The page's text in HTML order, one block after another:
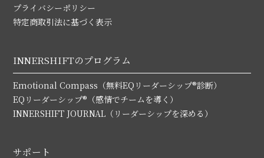
プライバシーポリシー
特定商取引法に基づく表示
INNERSHIFTのプログラム
Emotional Compass（無料EQリーダーシップ®診断）
EQリーダーシップ®（感情でチームを導く）
INNERSHIFT JOURNAL（リーダーシップを深める）
サポート